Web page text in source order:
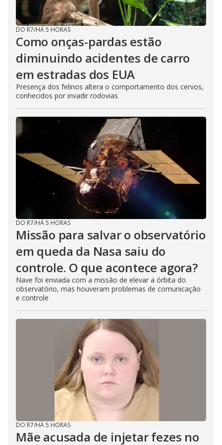
o
DO R7/HÁ 5 HORAS
Como onças-pardas estão
diminuindo acidentes de carro
em estradas dos EUA
Presença dos felinos altera o comportamento dos cervos,
conhecidos por invadir rodovias
DO R7/HÁ 5 HORAS
Missão para salvar o observatório
em queda da Nasa saiu do
controle. O que acontece agora?
Nave foi enviada com a missão de elevar a órbita do
observatório, mas houveram problemas de comunicação
e controle
DO R7/HÁ 5 HORAS
Mãe acusada de injetar fezes no